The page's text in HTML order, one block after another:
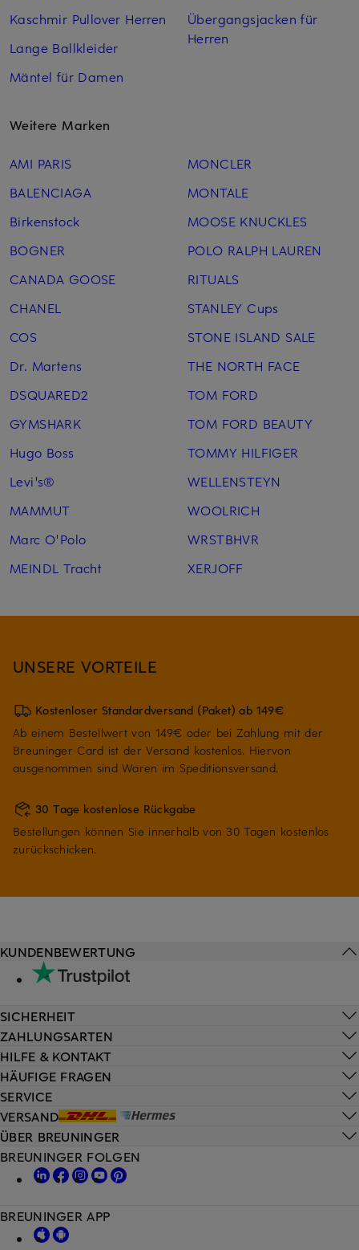
Kaschmir Pullover Herren
Lange Ballkleider
Mäntel für Damen
Übergangsjacken für
Herren
Weitere Marken
AMI PARIS
BALENCIAGA
Birkenstock
BOGNER
CANADA GOOSE
CHANEL
COS
Dr. Martens
DSQUARED2
GYMSHARK
Hugo Boss
Levi's®
MAMMUT
Marc O'Polo
MEINDL Tracht
MONCLER
MONTALE
MOOSE KNUCKLES
POLO RALPH LAUREN
RITUALS
STANLEY Cups
STONE ISLAND SALE
THE NORTH FACE
TOM FORD
TOM FORD BEAUTY
TOMMY HILFIGER
WELLENSTEYN
WOOLRICH
WRSTBHVR
XERJOFF
UNSERE VORTEILE
Kostenloser Standardversand (Paket) ab 149€
Ab einem Bestellwert von 149€ oder bei Zahlung mit der
Breuninger Card ist der Versand kostenlos. Hiervon
ausgenommen sind Waren im Speditionsversand.
30 Tage kostenlose Rückgabe
Bestellungen können Sie innerhalb von 30 Tagen kostenlos
zurückschicken.
HILFE & KONTAKT
HÄUFIGE FRAGEN
SERVICE
VERSAND
KUNDENBEWERTUNG
SICHERHEIT
ZAHLUNGSARTEN
ÜBER BREUNINGER
BREUNINGER FOLGEN
BREUNINGER APP